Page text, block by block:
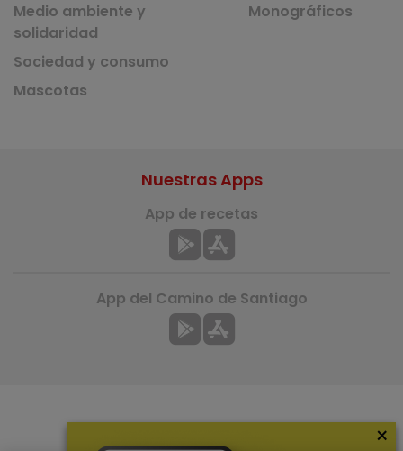
Medio ambiente y
solidaridad
Sociedad y consumo
Mascotas
Monográficos
Nuestras Apps
App de recetas
App del Camino de Santiago
×